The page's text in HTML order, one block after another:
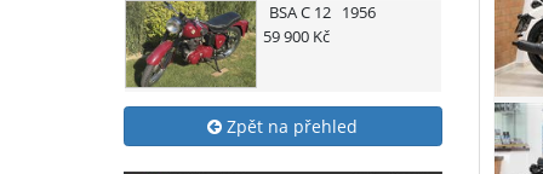
BSAC 12 1956
59 900 Kč
Zpět na přehled